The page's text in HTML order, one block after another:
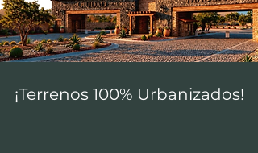
¡Terrenos 100% Urbanizados!